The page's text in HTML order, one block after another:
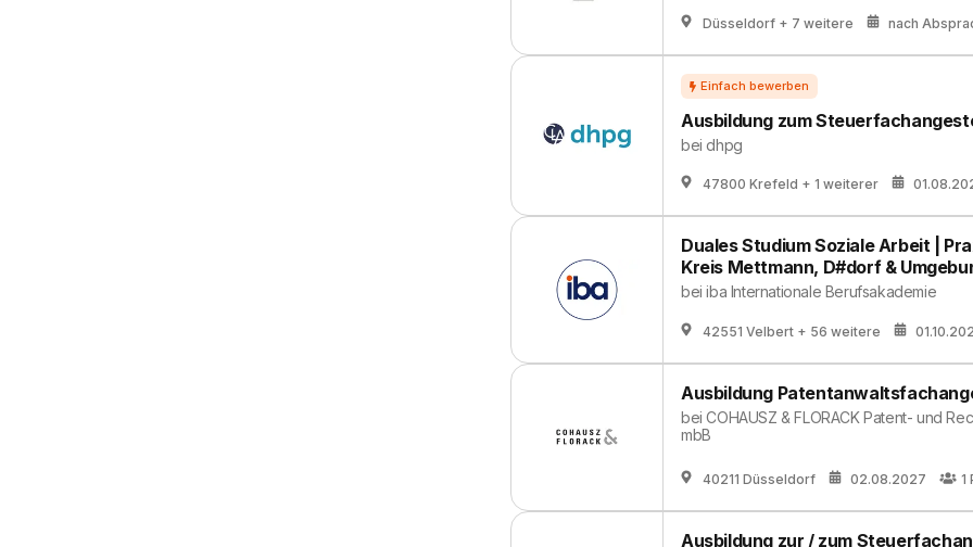
Düsseldorf + 7 weitere nach
Ausbildung zum
beidhpg
47800 Krefeld + 1 weiterer
Duales Studium Soziale Arbeit |
Kreis Mettmann, D#dorf &
beiiba Internationale Berufsakademie
42551 Velbert + 56 weitere
Ausbildung
beiCOHAUSZ & FLORACK Patent- und
mbB
40211 Düsseldorf 02.08.2027 1
Ausbildung zur / zum